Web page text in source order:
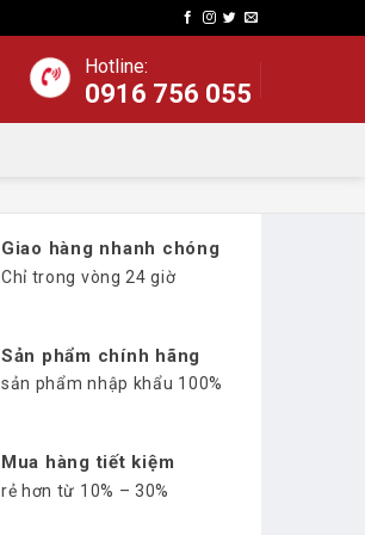
Hotline:
0916 756 055
Giao hàng nhanh chóng
Chỉ trong vòng 24 giờ
Sản phẩm chính hãng
sản phẩm nhập khẩu 100%
Mua hàng tiết kiệm
rẻ hơn từ 10% – 30%